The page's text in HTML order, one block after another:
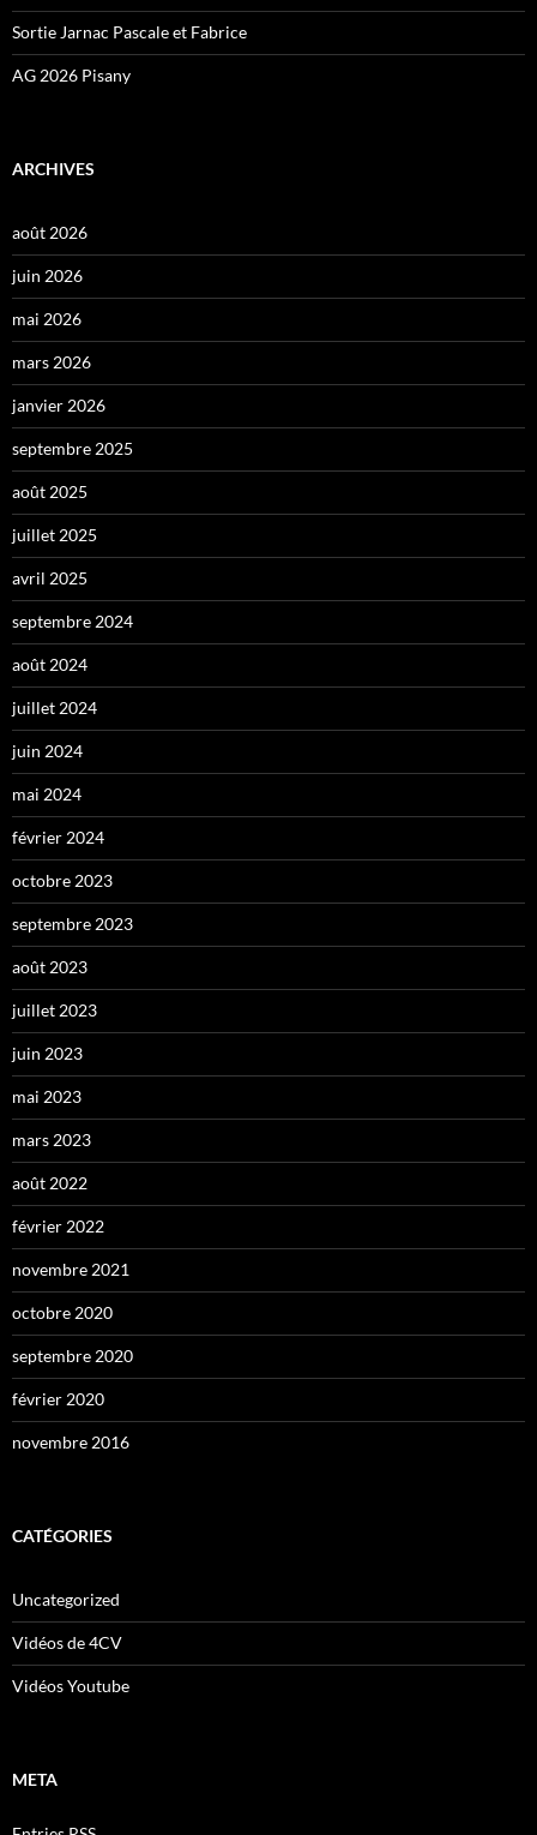
Sortie Jarnac Pascale et Fabrice
AG 2026 Pisany
ARCHIVES
août 2026
juin 2026
mai 2026
mars 2026
janvier 2026
septembre 2025
août 2025
juillet 2025
avril 2025
septembre 2024
août 2024
juillet 2024
juin 2024
mai 2024
février 2024
octobre 2023
septembre 2023
août 2023
juillet 2023
juin 2023
mai 2023
mars 2023
août 2022
février 2022
novembre 2021
octobre 2020
septembre 2020
février 2020
novembre 2016
CATÉGORIES
Uncategorized
Vidéos de 4CV
Vidéos Youtube
META